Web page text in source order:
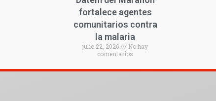
fortalece agentes
comunitarios contra
la malaria
julio 22, 2026
No hay
comentarios